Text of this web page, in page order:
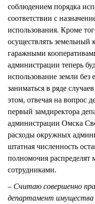
соблюдением порядка
соответствии с
использования. Кроме
осуществлять земельный
гаражными
администрации теперь
использование земли без
заниматься в ряде
этом, отвечая на вопрос
первый замдиректора
администрации Омска
расходы окружных
штатная численность
полномочия
сотрудниками.
– Считаю совершенно
департамент имущества